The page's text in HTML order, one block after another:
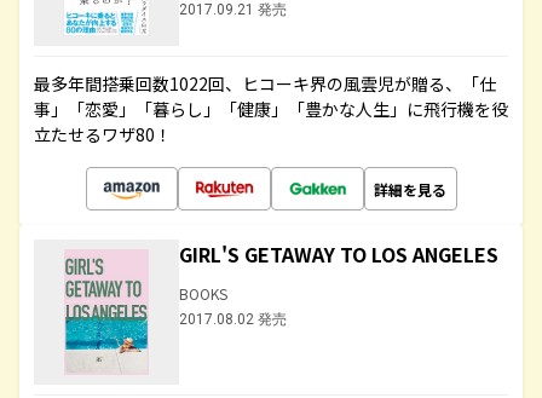
2017.09.21 発売
最多年間搭乗回数1022回、ヒコーキ界の風雲児が贈る、「仕
事」「恋愛」「暮らし」「健康」「豊かな人生」に飛行機を役
立たせるワザ80！
詳細を見る
GIRL'S GETAWAY TO LOS ANGELES
BOOKS
2017.08.02 発売